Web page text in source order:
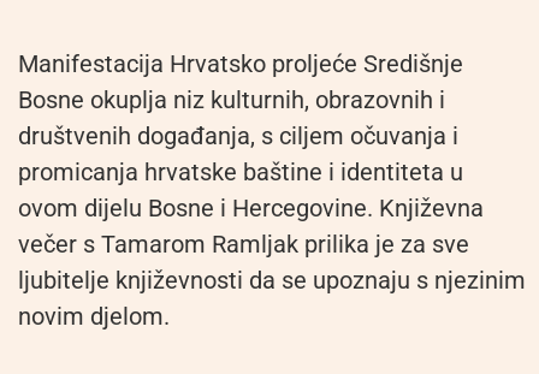
Manifestacija Hrvatsko proljeće Središnje
Bosne okuplja niz kulturnih, obrazovnih i
društvenih događanja, s ciljem očuvanja i
promicanja hrvatske baštine i identiteta u
ovom dijelu Bosne i Hercegovine. Književna
večer s Tamarom Ramljak prilika je za sve
ljubitelje književnosti da se upoznaju s njezinim
novim djelom.